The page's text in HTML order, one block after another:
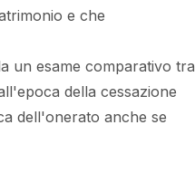
e che
un esame comparativo tra
della cessazione
dell'onerato anche se